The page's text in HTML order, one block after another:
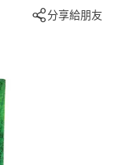
分享給朋友